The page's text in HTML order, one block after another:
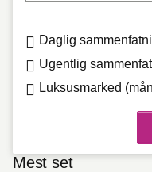
Daglig
Ugentlig
Luksusmarked
Mest set